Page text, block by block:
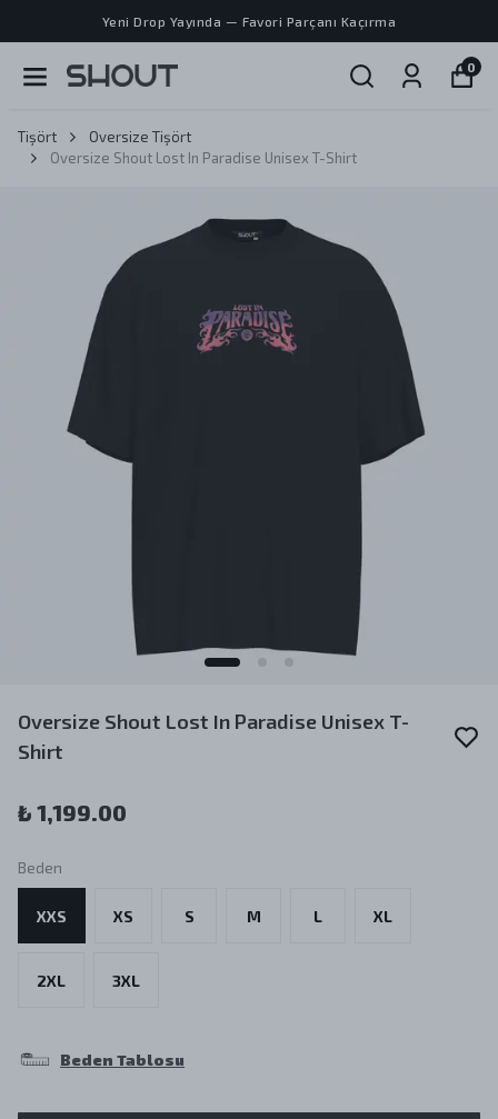
Yeni Drop Yayında — Favori Parçanı Kaçırma
0
Tişört
Oversize Tişört
Oversize Shout Lost In Paradise Unisex T-Shirt
Oversize Shout Lost In Paradise Unisex T-
Shirt
₺ 1,199.00
Beden
XXS XS S M L XL
2XL 3XL
Beden Tablosu